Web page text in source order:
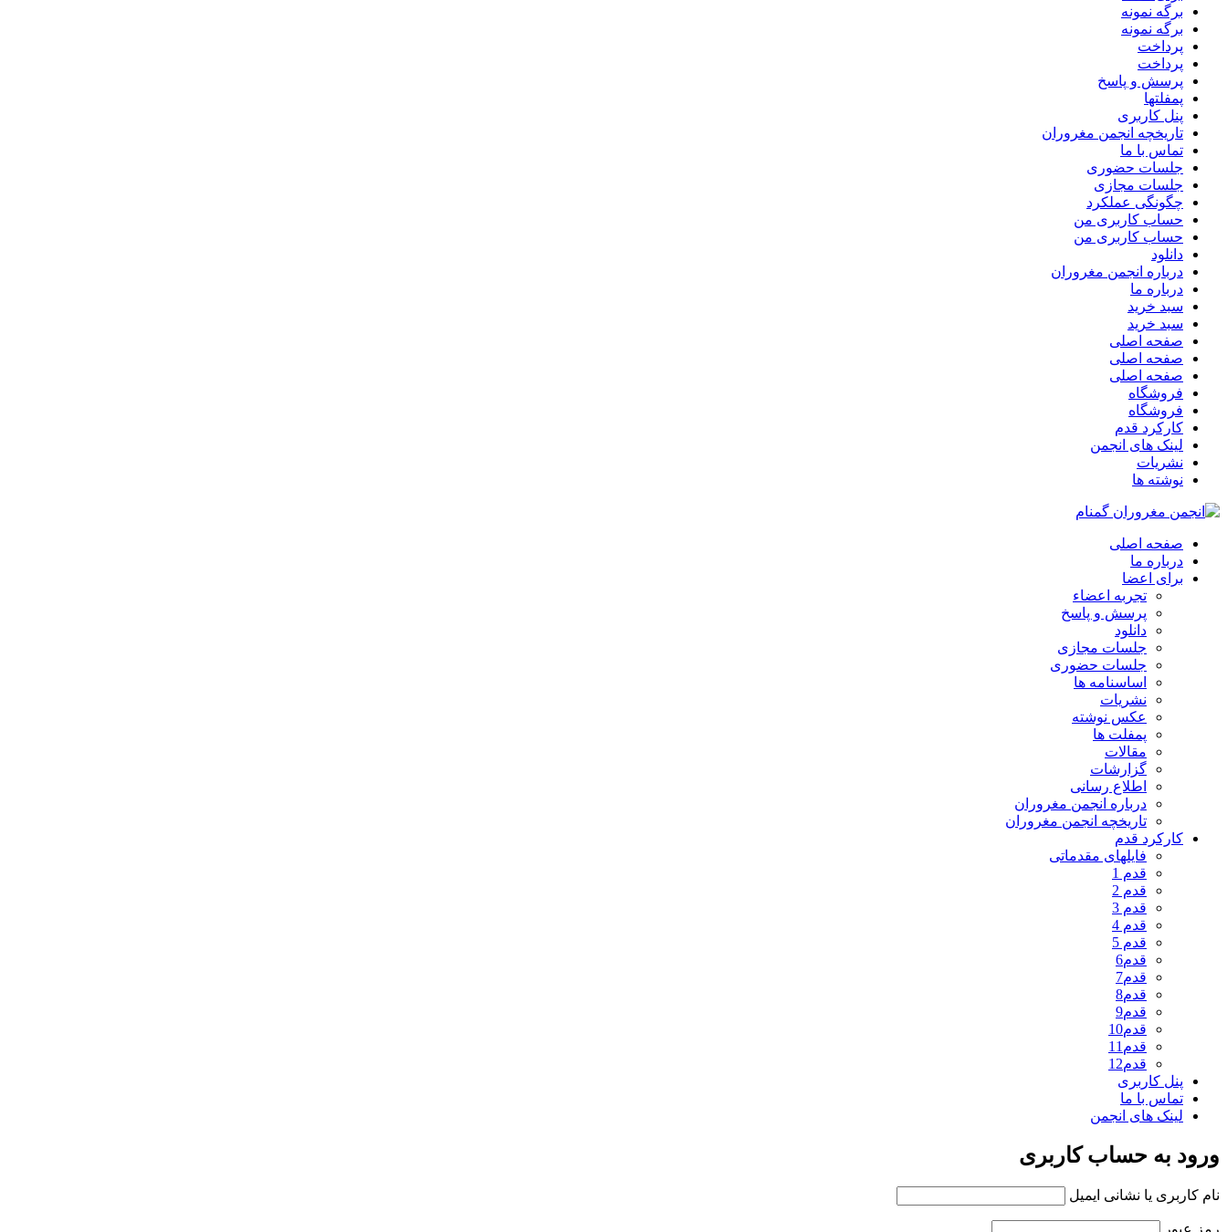
برگه نمونه
برگه نمونه
پرداخت
پرداخت
پرسش و پاسخ
پمفلتها
پنل کاربری
تاریخچه انجمن مغروران
تماس با ما
جلسات حضوری
جلسات مجازی
چگونگی عملکرد
حساب کاربری من
حساب کاربری من
دانلود
درباره انجمن مغروران
درباره ما
سبد خرید
سبد خرید
صفحه اصلی
صفحه اصلی
صفحه اصلی
فروشگاه
فروشگاه
کارکرد قدم
لینک های انجمن
نشریات
نوشته ها
صفحه اصلی
درباره ما
برای اعضا
تجربه اعضاء
پرسش و پاسخ
دانلود
جلسات مجازی
جلسات حضوری
اساسنامه ها
نشریات
عکس نوشته
پمفلت ها
مقالات
گزارشات
اطلاع رسانی
درباره انجمن مغروران
تاریخچه انجمن مغروران
کارکرد قدم
فایلهای مقدماتی
قدم 1
قدم 2
قدم 3
قدم 4
قدم 5
قدم6
قدم7
قدم8
قدم9
قدم10
قدم11
قدم12
پنل کاربری
تماس با ما
لینک های انجمن
ورود به حساب کاربری
نام کاربری یا نشانی ایمیل
رمز عبور